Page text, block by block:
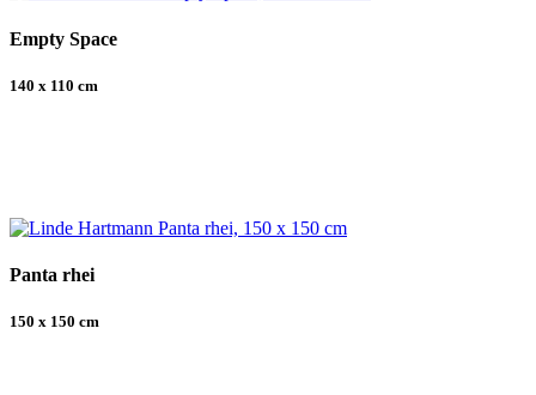
Empty Space
140 x 110 cm
Panta rhei
150 x 150 cm